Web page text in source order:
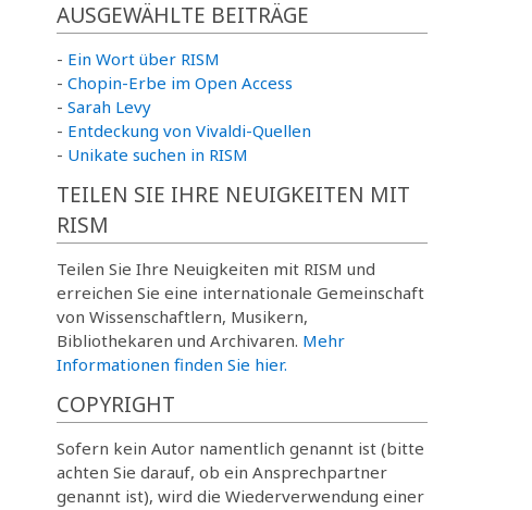
AUSGEWÄHLTE BEITRÄGE
- Ein Wort über RISM
- Chopin-Erbe im Open Access
- Sarah Levy
- Entdeckung von Vivaldi-Quellen
- Unikate suchen in RISM
TEILEN SIE IHRE NEUIGKEITEN MIT
RISM
Teilen Sie Ihre Neuigkeiten mit RISM und
erreichen Sie eine internationale Gemeinschaft
von Wissenschaftlern, Musikern,
Bibliothekaren und Archivaren. Mehr
Informationen finden Sie hier.
COPYRIGHT
Sofern kein Autor namentlich genannt ist (bitte
achten Sie darauf, ob ein Ansprechpartner
genannt ist), wird die Wiederverwendung einer